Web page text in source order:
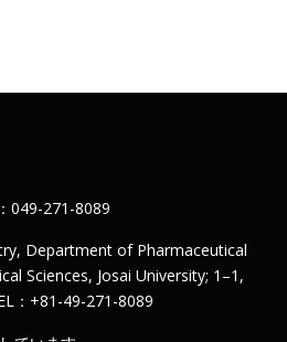
049-271-8089
Department of Pharmaceutical
Sciences, Josai University; 1–1,
：+81-49-271-8089